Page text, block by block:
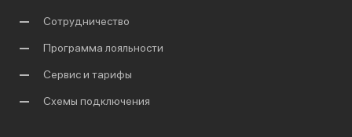
Сотрудничество
Программа лояльности
Сервис и тарифы
Схемы подключения